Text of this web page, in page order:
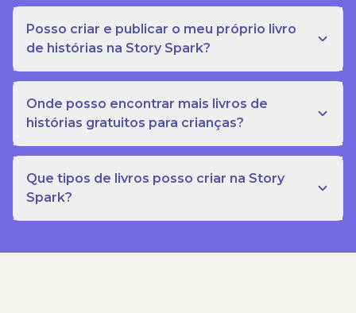
Posso criar e publicar o meu próprio livro
de histórias na Story Spark?
Onde posso encontrar mais livros de
histórias gratuitos para crianças?
Que tipos de livros posso criar na Story
Spark?